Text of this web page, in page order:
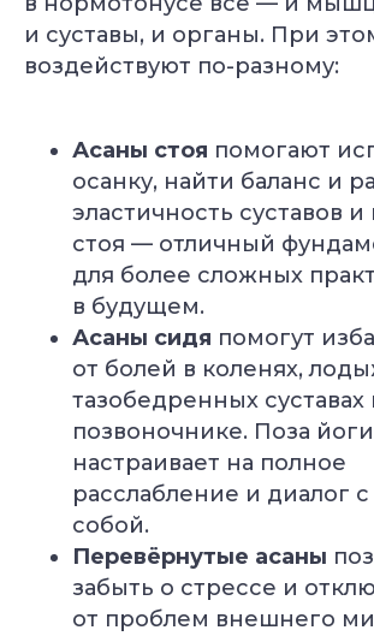
и суставы, и органы. При
воздействуют по-разному:
Асаны стоя помогают
осанку, найти баланс и
эластичность суставов
стоя — отличный
для более сложных
в будущем.
Асаны сидя помогут
от болей в коленях,
тазобедренных суставах
позвоночнике. Поза
настраивает на полное
расслабление и диалог
собой.
Перевёрнутые асаны
забыть о стрессе и
от проблем внешнего